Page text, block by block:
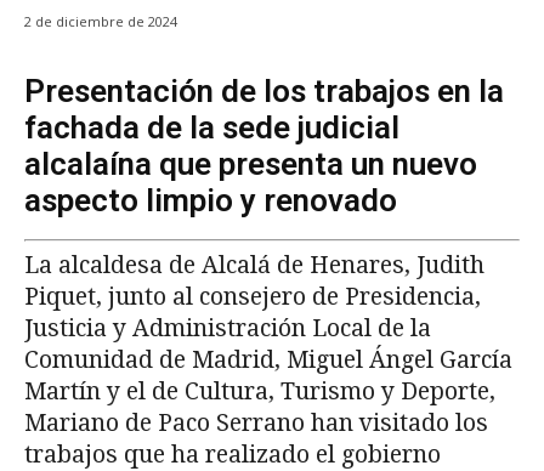
2 de diciembre de 2024
Presentación de los trabajos en la
fachada de la sede judicial
alcalaína que presenta un nuevo
aspecto limpio y renovado
La alcaldesa de Alcalá de Henares, Judith
Piquet, junto al consejero de Presidencia,
Justicia y Administración Local de la
Comunidad de Madrid, Miguel Ángel García
Martín y el de Cultura, Turismo y Deporte,
Mariano de Paco Serrano han visitado los
trabajos que ha realizado el gobierno